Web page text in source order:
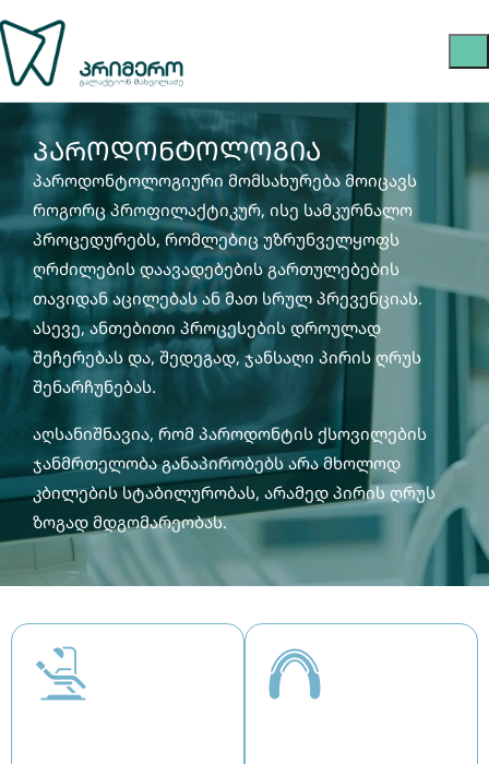
პაროდონტოლოგია
პაროდონტოლოგიური მომსახურება მოიცავს
როგორც პროფილაქტიკურ, ისე სამკურნალო
პროცედურებს, რომლებიც უზრუნველყოფს
ღრძილების დაავადებების გართულებების
თავიდან აცილებას ან მათ სრულ პრევენციას.
ასევე, ანთებითი პროცესების დროულად
შეჩერებას და, შედეგად, ჯანსაღი პირის ღრუს
შენარჩუნებას.
აღსანიშნავია, რომ პაროდონტის ქსოვილების
ჯანმრთელობა განაპირობებს არა მხოლოდ
კბილების სტაბილურობას, არამედ პირის ღრუს
ზოგად მდგომარეობას.